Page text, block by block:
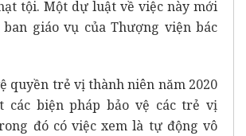
tội. Một dự luật về việc này mới
giáo vụ của Thượng viện bác
quyền trẻ vị thành niên năm 2020
các biện pháp bảo vệ các trẻ vị
đó có việc xem là tự động vô